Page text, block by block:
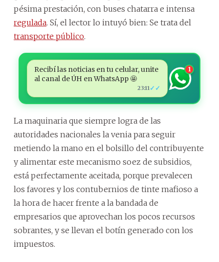
pésima prestación, con buses chatarra e intensa
regulada. Sí, el lector lo intuyó bien: Se trata del
transporte público.
Recibí las noticias en tu celular, unite
al canal de ÚH en WhatsApp 🤩
23:11✓✓
1
La maquinaria que siempre logra de las
autoridades nacionales la venia para seguir
metiendo la mano en el bolsillo del contribuyente
y alimentar este mecanismo soez de subsidios,
está perfectamente aceitada, porque prevalecen
los favores y los contubernios de tinte mafioso a
la hora de hacer frente a la bandada de
empresarios que aprovechan los pocos recursos
sobrantes, y se llevan el botín generado con los
impuestos.